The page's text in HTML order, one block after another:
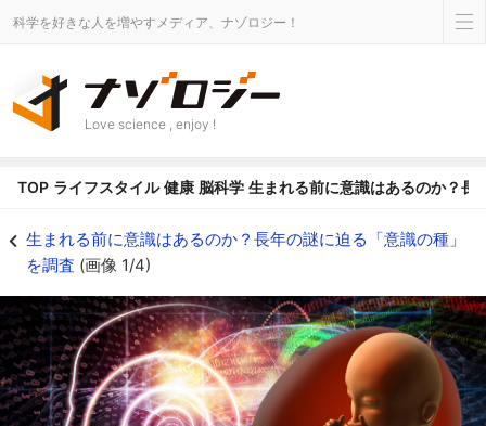
科学を好きな人を増やすメディア、ナゾロジー！
Love science , enjoy !
TOP ライフスタイル 健康 脳科学 生まれる前に意識はあるのか？長
生まれる前に意識はあるのか？長年の謎に迫る「意識の種」
を調査 (画像 1/4)